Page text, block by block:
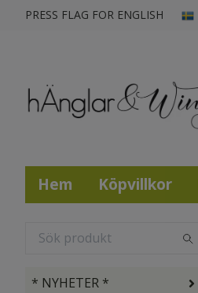
PRESS FLAG FOR ENGLISH
Hem Köpvillkor
* NYHETER *